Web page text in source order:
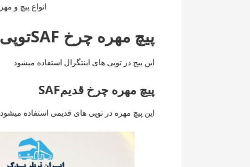
انواع پیچ و
پیچ مهره چرخ SAFتوپی جدید
این پیچ در توپی های اینتگرال استفاده میشود
پیچ مهره چرخ قدیمSAF
این پیچ مهره در توپی های قدیمی استفاده میشود